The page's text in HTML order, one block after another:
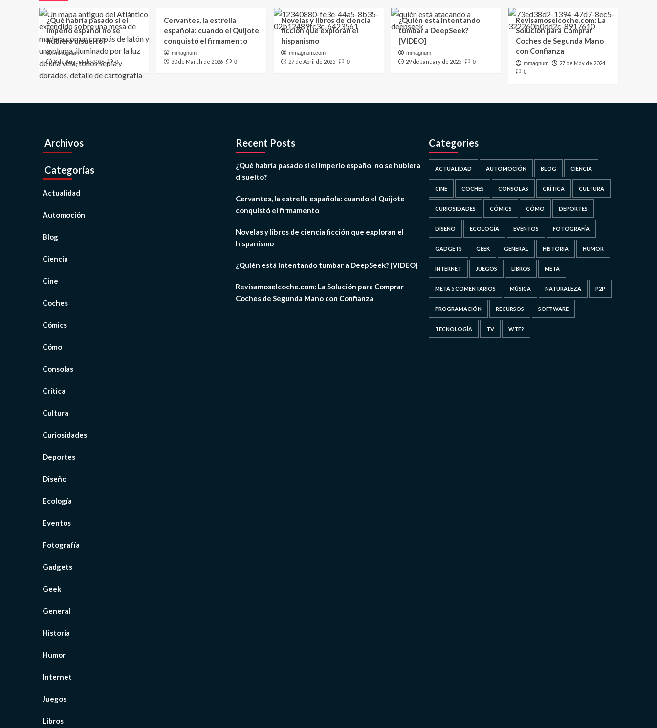
¿Qué habría pasado si el
imperio español no se
hubiera disuelto?
mmagnum
8 de August de 2026 0
Cervantes, la estrella
española: cuando el Quijote
conquistó el firmamento
mmagnum
30 de March de 2026 0
Novelas y libros de ciencia
ficción que exploran el
hispanismo
mmagnum.com
27 de April de 2025 0
¿Quién está intentando
tumbar a DeepSeek?
[VIDEO]
mmagnum
29 de January de 2025 0
Revisamoselcoche.com: La
Solución para Comprar
Coches de Segunda Mano
con Confianza
mmagnum 27 de May de 2024
0
Archivos
Categorías
Actualidad
Automoción
Blog
Ciencia
Cine
Coches
Cómics
Cómo
Consolas
Crítica
Cultura
Curiosidades
Deportes
Diseño
Ecología
Eventos
Fotografía
Gadgets
Geek
General
Historia
Humor
Internet
Juegos
Libros
Recent Posts
¿Qué habría pasado si el imperio español no se hubiera
disuelto?
Cervantes, la estrella española: cuando el Quijote
conquistó el firmamento
Novelas y libros de ciencia ficción que exploran el
hispanismo
¿Quién está intentando tumbar a DeepSeek? [VIDEO]
Revisamoselcoche.com: La Solución para Comprar
Coches de Segunda Mano con Confianza
Categories
ACTUALIDAD AUTOMOCIÓN BLOG CIENCIA
CINE COCHES CONSOLAS CRÍTICA CULTURA
CURIOSIDADES CÓMICS CÓMO DEPORTES
DISEÑO ECOLOGÍA EVENTOS FOTOGRAFÍA
GADGETS GEEK GENERAL HISTORIA HUMOR
INTERNET JUEGOS LIBROS META
META 5 COMENTARIOS MÚSICA NATURALEZA P2P
PROGRAMACIÓN RECURSOS SOFTWARE
TECNOLOGÍA TV WTF?